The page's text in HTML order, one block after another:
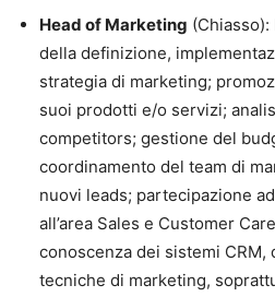
Head of Marketing
della definizione,
strategia di marketing;
suoi prodotti e/o servizi;
competitors; gestione del
coordinamento del team di
nuovi leads; partecipazione
all’area Sales e Customer
conoscenza dei sistemi
tecniche di marketing,